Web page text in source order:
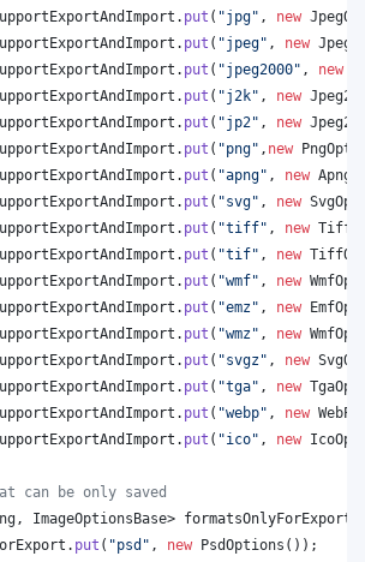
. put ( "jpg" , new
. put ( "jpeg" , new
. put ( "jpeg2000" , new
. put ( "j2k" , new
. put ( "jp2" , new
. put ( "png" , new
. put ( "apng" , new
. put ( "svg" , new
. put ( "tiff" , new
. put ( "tif" , new
. put ( "wmf" , new
. put ( "emz" , new
. put ( "wmz" , new
. put ( "svgz" , new
. put ( "tga" , new
. put ( "webp" , new
. put ( "ico" , new
can be only saved
, ImageOptionsBase> formatsOnlyForExport
. put ( "psd" , new PsdOptions ());